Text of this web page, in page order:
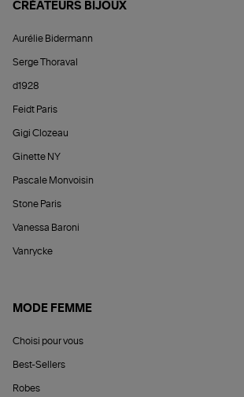
CRÉATEURS BIJOUX
Aurélie Bidermann
Serge Thoraval
d1928
Feidt Paris
Gigi Clozeau
Ginette NY
Pascale Monvoisin
Stone Paris
Vanessa Baroni
Vanrycke
MODE FEMME
Choisi pour vous
Best-Sellers
Robes